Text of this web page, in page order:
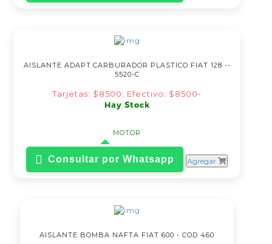
AISLANTE ADAPT.CARBURADOR PLASTICO FIAT 128 --
5520-C
Tarjetas: $8500; Efectivo: $8500-
Hay Stock
MOTOR
Consultar por Whatsapp Agregar
AISLANTE BOMBA NAFTA FIAT 600 - COD 460